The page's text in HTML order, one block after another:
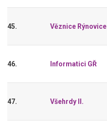
45. Věznice Rýnovice
46. Informatici GŘ
47. Všehrdy II.